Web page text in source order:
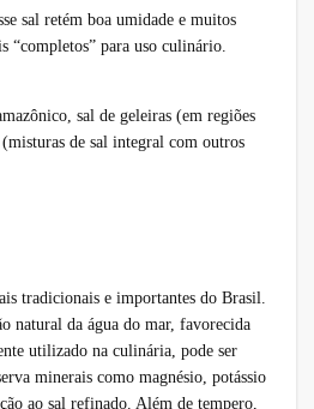
sal retém boa umidade e muitos
“completos” para uso culinário.
sal de geleiras (em regiões
de sal integral com outros
tradicionais e importantes do Brasil.
natural da água do mar, favorecida
utilizado na culinária, pode ser
minerais como magnésio, potássio
ao sal refinado. Além de tempero,